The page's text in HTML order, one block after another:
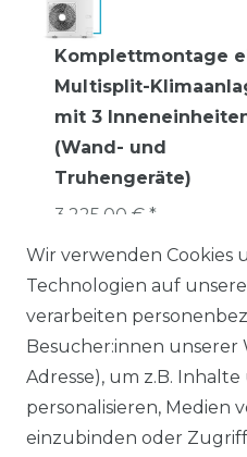
Komplettmontage
Multisplit-
mit 3
(Wand- und
Truhengeräte)
3.225,00 € *
WARUM
Expertise:Unser
Klimaexperten
Wir verwenden Cookies
Technologien auf
verarbeiten
Besucher:innen unserer
Adresse), um z.B.
personalisieren, Medien
einzubinden oder